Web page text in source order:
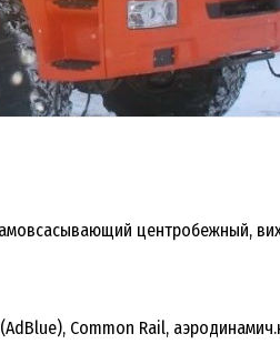
центробежный,
Common Rail,